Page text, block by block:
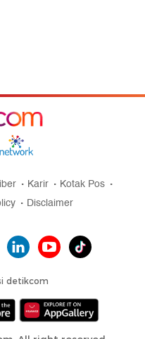
Karir
Kotak Pos
Disclaimer
detikcom